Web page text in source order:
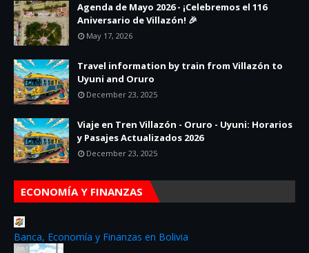
Agenda de Mayo 2026 - ¡Celebremos el 116
Aniversario de Villazón! 🎉
May 17, 2026
Travel information by train from Villazón to
Uyuni and Oruro
December 23, 2025
Viaje en Tren Villazón - Oruro - Uyuni: Horarios
y Pasajes Actualizados 2026
December 23, 2025
ECONOMÍA Y FINANZAS
Banca, Economía y Finanzas en Bolivia